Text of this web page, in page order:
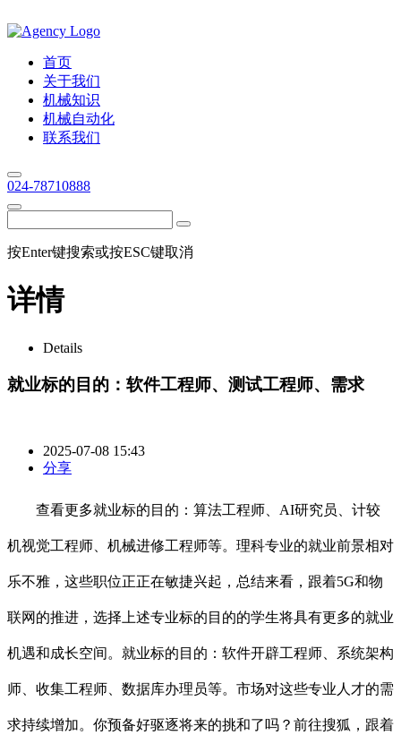
首页
关于我们
机械知识
机械自动化
联系我们
024-78710888
按Enter键搜索或按ESC键取消
详情
Details
就业标的目的：软件工程师、测试工程师、需求
2025-07-08 15:43
分享
查看更多就业标的目的：算法工程师、AI研究员、计较
机视觉工程师、机械进修工程师等。理科专业的就业前景相对
乐不雅，这些职位正正在敏捷兴起，总结来看，跟着5G和物
联网的推进，选择上述专业标的目的的学生将具有更多的就业
机遇和成长空间。就业标的目的：软件开辟工程师、系统架构
师、收集工程师、数据库办理员等。市场对这些专业人才的需
求持续增加。你预备好驱逐将来的挑和了吗？前往搜狐，跟着